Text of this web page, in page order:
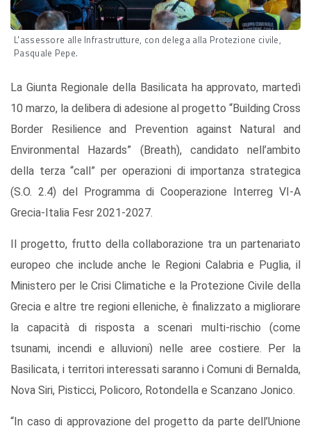
L'assessore alle Infrastrutture, con delega alla Protezione civile,
Pasquale Pepe.
La Giunta Regionale della Basilicata ha approvato, martedì
10 marzo, la delibera di adesione al progetto “Building Cross
Border Resilience and Prevention against Natural and
Environmental Hazards” (Breath), candidato nell’ambito
della terza “call” per operazioni di importanza strategica
(S.O. 2.4) del Programma di Cooperazione Interreg VI-A
Grecia-Italia Fesr 2021-2027.
Il progetto, frutto della collaborazione tra un partenariato
europeo che include anche le Regioni Calabria e Puglia, il
Ministero per le Crisi Climatiche e la Protezione Civile della
Grecia e altre tre regioni elleniche, è finalizzato a migliorare
la capacità di risposta a scenari multi-rischio (come
tsunami, incendi e alluvioni) nelle aree costiere. Per la
Basilicata, i territori interessati saranno i Comuni di Bernalda,
Nova Siri, Pisticci, Policoro, Rotondella e Scanzano Jonico.
“In caso di approvazione del progetto da parte dell’Unione